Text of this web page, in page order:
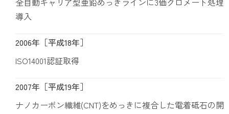
導入
2006年［平成18年］
ISO14001認証取得
2007年［平成19年］
ナノカーボン繊維(CNT)をめっきに複合した電着砥石の開